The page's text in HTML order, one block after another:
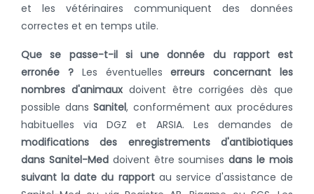
et les vétérinaires communiquent des données
correctes et en temps utile.
Que se passe-t-il si une donnée du rapport est
erronée ?Les éventuelleserreurs concernant les
nombres d'animauxdoivent être corrigées dès que
possible dansSanitel, conformément aux procédures
habituelles via DGZ et ARSIA. Les demandes de
modifications des enregistrements d'antibiotiques
dans Sanitel-Meddoivent être soumisesdans le mois
suivant la date du rapportau service d'assistance de